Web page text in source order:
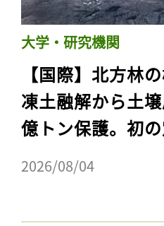
大学・研究機関
【国際】北方林
凍土融解から土
億トン保護。初
2026/08/04
記事